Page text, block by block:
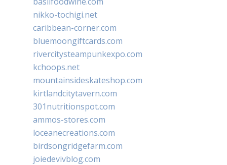
nikko-tochigi.net
caribbean-corner.com
bluemoongiftcards.com
rivercitysteampunkexpo.com
kchoops.net
mountainsideskateshop.com
kirtlandcitytavern.com
301nutritionspot.com
ammos-stores.com
loceanecreations.com
birdsongridgefarm.com
joiedevivblog.com